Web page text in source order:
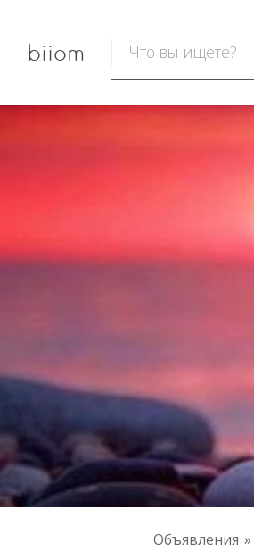
biiom
Объявления